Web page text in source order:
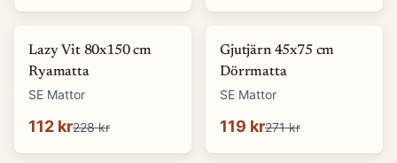
-
Lazy Vit 80x150 cm
Ryamatta
SE Mattor
112 kr228 kr
-56 %
Gjutjärn 45x75 cm
Dörrmatta
SE Mattor
119 kr271 kr